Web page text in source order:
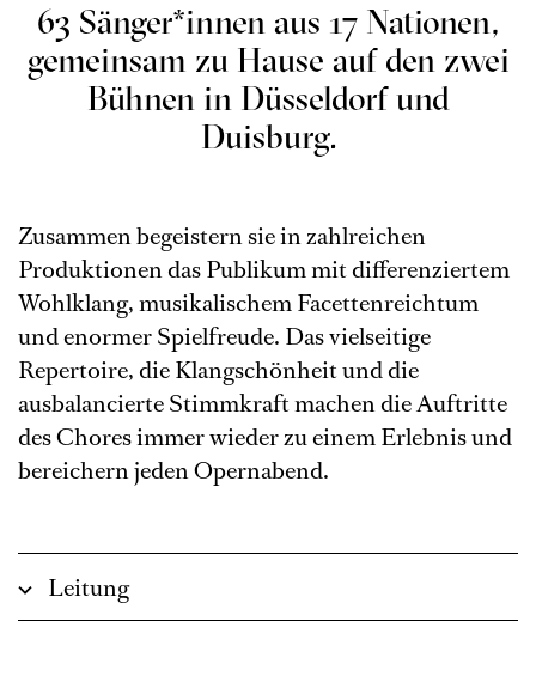
63 Sänger*innen aus 17 Nationen,
gemeinsam zu Hause auf den zwei
Bühnen in Düsseldorf und
Duisburg.
Zusammen begeistern sie in zahlreichen
Produktionen das Publikum mit differenziertem
Wohlklang, musikalischem Facettenreichtum
und enormer Spielfreude. Das vielseitige
Repertoire, die Klangschönheit und die
ausbalancierte Stimmkraft machen die Auftritte
des Chores immer wieder zu einem Erlebnis und
bereichern jeden Opernabend.
Leitung